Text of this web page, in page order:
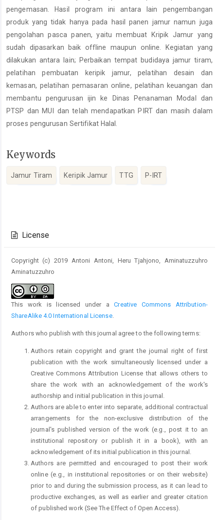
pengemasan. Hasil program ini antara lain pengembangan
produk yang tidak hanya pada hasil panen jamur namun juga
pengolahan pasca panen, yaitu membuat Kripik Jamur yang
sudah dipasarkan baik offline maupun online. Kegiatan yang
dilakukan antara lain; Perbaikan tempat budidaya jamur tiram,
pelatihan pembuatan keripik jamur, pelatihan desain dan
kemasan, pelatihan pemasaran online, pelatihan keuangan dan
membantu pengurusan ijin ke Dinas Penanaman Modal dan
PTSP dan MUI dan telah mendapatkan PIRT dan masih dalam
proses pengurusan Sertifikat Halal.
Keywords
Jamur Tiram Keripik Jamur TTG P-IRT
Details
License
Copyright (c) 2019 Antoni Antoni, Heru Tjahjono, Aminatuzzuhro
Aminatuzzuhro
This work is licensed under aCreative Commons Attribution-
ShareAlike 4.0 International License.
Authors who publish with this journal agree to the following terms:
Authors retain copyright and grant the journal right of first
publication with the work simultaneously licensed under a
Creative Commons Attribution License that allows others to
share the work with an acknowledgement of the work's
authorship and initial publication in this journal.
Authors are able to enter into separate, additional contractual
arrangements for the non-exclusive distribution of the
journal's published version of the work (e.g., post it to an
institutional repository or publish it in a book), with an
acknowledgement of its initial publication in this journal.
Authors are permitted and encouraged to post their work
online (e.g., in institutional repositories or on their website)
prior to and during the submission process, as it can lead to
productive exchanges, as well as earlier and greater citation
of published work (See The Effect of Open Access).